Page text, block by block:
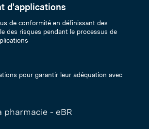
d'applications
de conformité en définissant des
des risques pendant le processus de
pour garantir leur adéquation avec